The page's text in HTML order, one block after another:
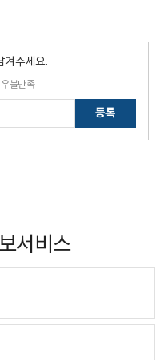
겨주세요.
불만족
등록
서비스